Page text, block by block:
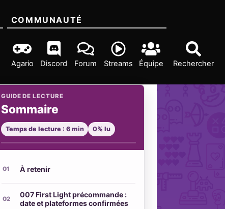
Rechercher
COMMUNAUTÉ
Agario Discord Forum Streams Équipe
GUIDE DE LECTURE
Sommaire
Temps de lecture : 6 min 0% lu
À retenir
007 First Light précommande :
date et plateformes confirmées